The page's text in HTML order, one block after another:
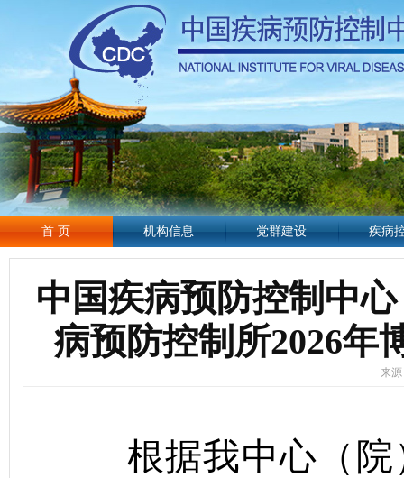
首 页 机构信息 党群建设 疾病
中国疾病预防控制中
病预防控制所2026年
来
根据我中心（院